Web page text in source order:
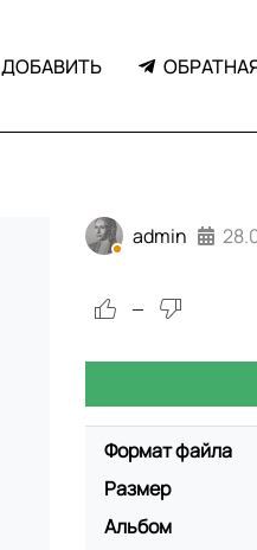
ДОБАВИТЬ
admin
—
Формат файла
Размер
Альбом